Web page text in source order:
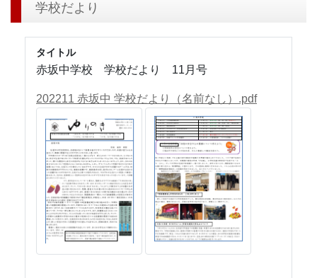
学校だより
タイトル
赤坂中学校 学校だより 11月号
202211 赤坂中 学校だより（名前なし）.pdf